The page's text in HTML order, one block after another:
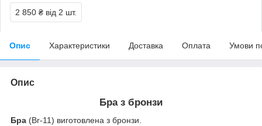
2 850 ₴ від 2 шт.
Опис Характеристики Доставка Оплата Умови
Опис
Бра з бронзи
Бра (Br-11) виготовлена з бронзи.